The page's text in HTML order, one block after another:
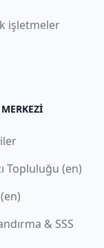
işletmeler
Topluluğu (en)
& SSS